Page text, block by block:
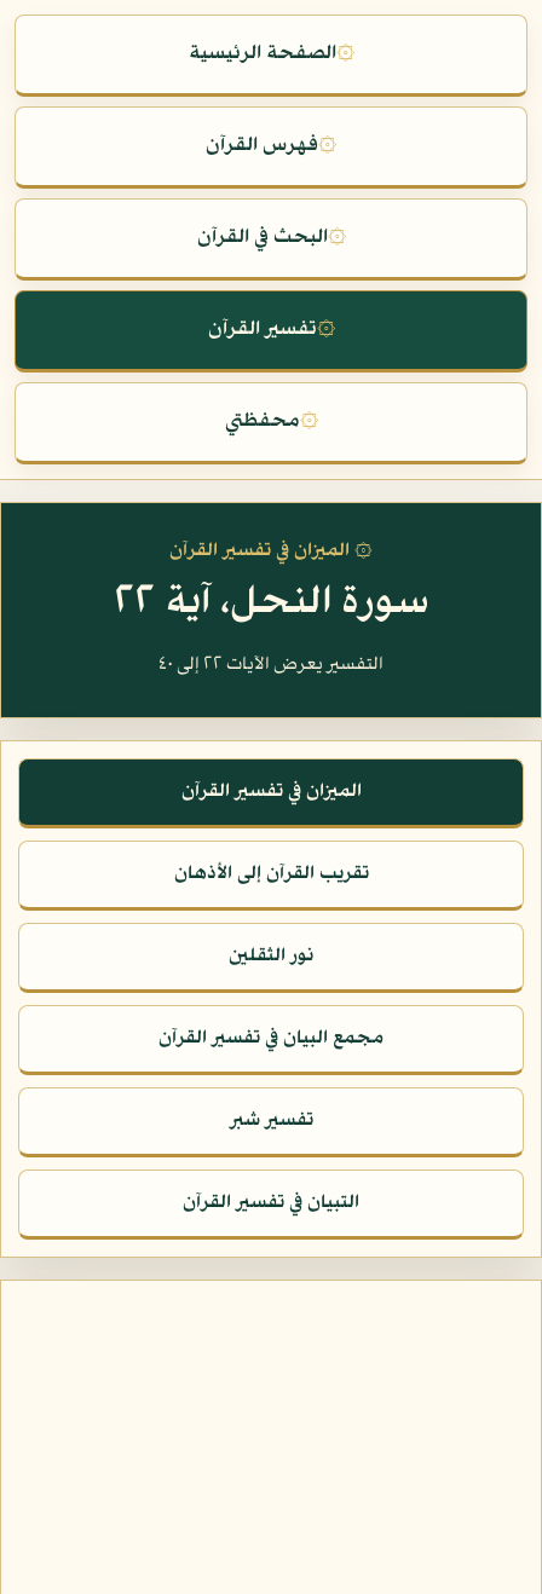
۞الصفحة الرئيسية
۞فهرس القرآن
۞البحث في القرآن
۞تفسير القرآن
۞محفظتي
۞ الميزان في تفسير القرآن
سورة النحل، آية ٢٢
التفسير يعرض الآيات ٢٢ إلى ٤٠
الميزان في تفسير القرآن
تقريب القرآن إلى الأذهان
نور الثقلين
مجمع البيان في تفسير القرآن
تفسير شبر
التبيان في تفسير القرآن